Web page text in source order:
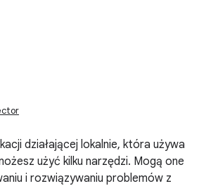
działającej lokalnie, która używa
użyć kilku narzędzi. Mogą one
i rozwiązywaniu problemów z